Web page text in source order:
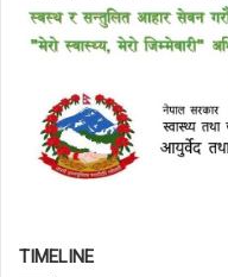
TIMELINE